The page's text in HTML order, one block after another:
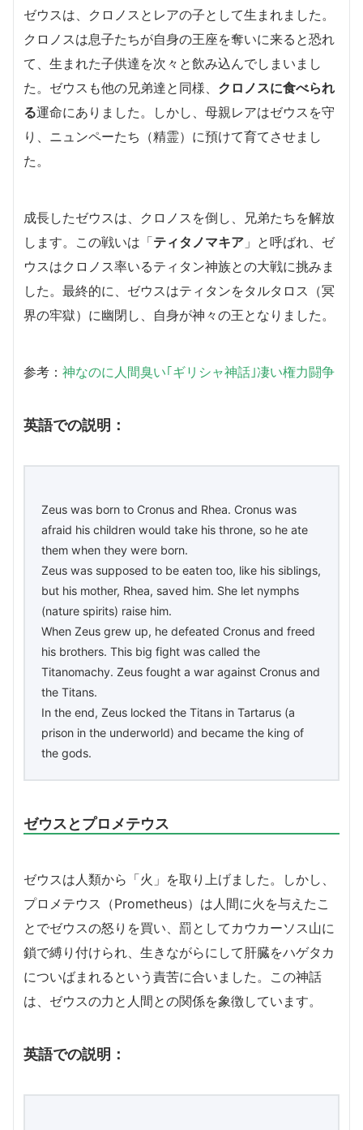
ゼウスは、クロノスとレアの子として生まれました。
クロノスは息子たちが自身の王座を奪いに来ると恐れ
て、生まれた子供達を次々と飲み込んでしまいまし
た。ゼウスも他の兄弟達と同様、 クロノスに食べられ
る運命にありました。しかし、母親レアはゼウスを守
り、ニュンペーたち（精霊）に預けて育てさせまし
た。
成長したゼウスは、クロノスを倒し、兄弟たちを解放
します。この戦いは「ティタノマキア 」と呼ばれ、ゼ
ウスはクロノス率いるティタン神族との大戦に挑みま
した。最終的に、ゼウスはティタンをタルタロス（冥
界の牢獄）に幽閉し、自身が神々の王となりました。
参考： 神なのに人間臭い｢ギリシャ神話｣凄い権力闘争
英語での説明：
Zeus was born to Cronus and Rhea. Cronus was
afraid his children would take his throne, so he ate
them when they were born.
Zeus was supposed to be eaten too, like his siblings,
but his mother, Rhea, saved him. She let nymphs
(nature spirits) raise him.
When Zeus grew up, he defeated Cronus and freed
his brothers. This big fight was called the
Titanomachy. Zeus fought a war against Cronus and
the Titans.
In the end, Zeus locked the Titans in Tartarus (a
prison in the underworld) and became the king of
the gods.
ゼウスとプロメテウス
ゼウスは人類から「火」を取り上げました。しかし、
プロメテウス（Prometheus）は人間に火を与えたこ
とでゼウスの怒りを買い、罰としてカウカーソス山に
鎖で縛り付けられ、生きながらにして肝臓をハゲタカ
についばまれるという責苦に合いました。この神話
は、ゼウスの力と人間との関係を象徴しています。
英語での説明：